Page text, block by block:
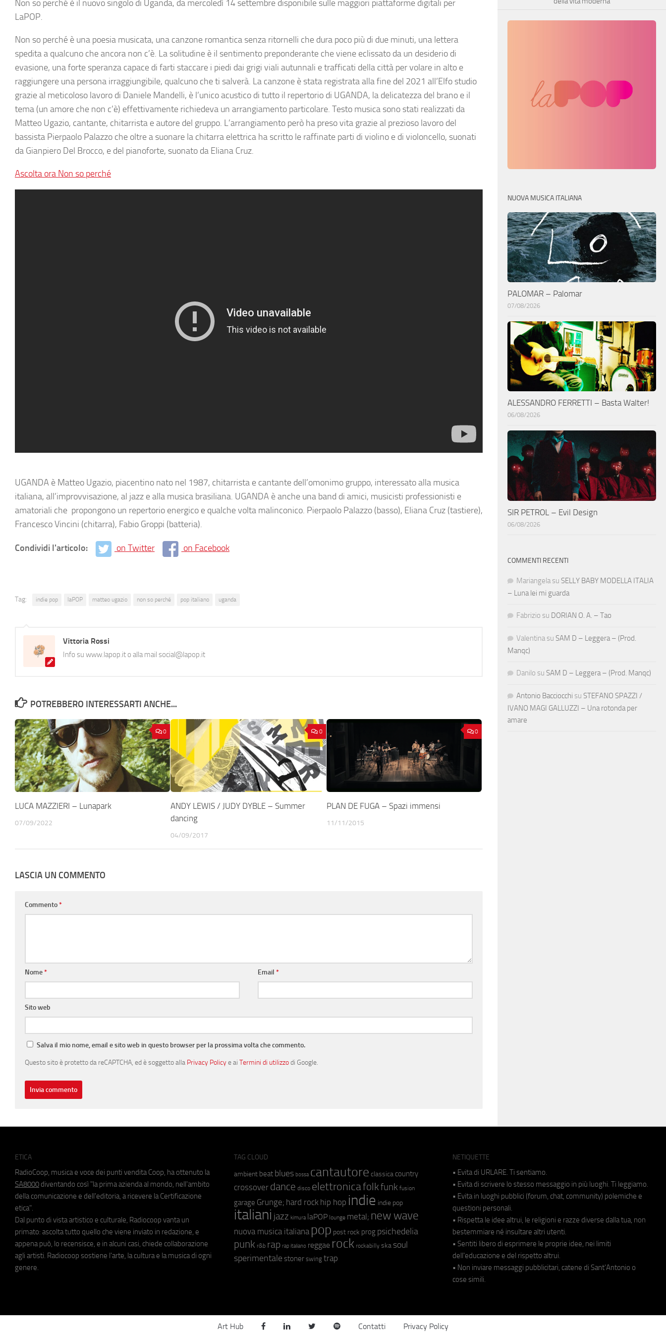
Non so perché è il nuovo singolo di Uganda, da mercoledì 14 settembre disponibile sulle maggiori piattaforme digitali per
LaPOP.
Non so perché è una poesia musicata, una canzone romantica senza ritornelli che dura poco più di due minuti, una lettera
spedita a qualcuno che ancora non c’è. La solitudine è il sentimento preponderante che viene eclissato da un desiderio di
evasione, una forte speranza capace di farti staccare i piedi dai grigi viali autunnali e trafficati della città per volare in alto e
raggiungere una persona irraggiungibile, qualcuno che ti salverà. La canzone è stata registrata alla fine del 2021 all’Elfo studio
grazie al meticoloso lavoro di Daniele Mandelli, è l’unico acustico di tutto il repertorio di UGANDA, la delicatezza del brano e il
tema (un amore che non c’è) effettivamente richiedeva un arrangiamento particolare. Testo musica sono stati realizzati da
Matteo Ugazio, cantante, chitarrista e autore del gruppo. L’arrangiamento però ha preso vita grazie al prezioso lavoro del
bassista Pierpaolo Palazzo che oltre a suonare la chitarra elettrica ha scritto le raffinate parti di violino e di violoncello, suonati
da Gianpiero Del Brocco, e del pianoforte, suonato da Eliana Cruz.
Ascolta ora Non so perché
UGANDA è Matteo Ugazio, piacentino nato nel 1987, chitarrista e cantante dell’omonimo gruppo, interessato alla musica
italiana, all’improvvisazione, al jazz e alla musica brasiliana. UGANDA è anche una band di amici, musicisti professionisti e
amatoriali che propongono un repertorio energico e qualche volta malinconico. Pierpaolo Palazzo (basso), Eliana Cruz (tastiere),
Francesco Vincini (chitarra), Fabio Groppi (batteria).
Condividi l'articolo: on Twitter on Facebook
Tag: indie pop laPOP matteo ugazio non so perché pop italiano uganda
Vittoria Rossi
Info su www.lapop.it o alla mail social@lapop.it
POTREBBERO INTERESSARTI ANCHE...
0
LUCA MAZZIERI – Lunapark
07/09/2022
0
ANDY LEWIS / JUDY DYBLE – Summer
dancing
04/09/2017
0
PLAN DE FUGA – Spazi immensi
11/11/2015
LASCIA UN COMMENTO
Commento*
Nome* Email*
Sito web
Salva il mio nome, email e sito web in questo browser per la prossima volta che commento.
Questo sito è protetto da reCAPTCHA, ed è soggetto alla Privacy Policye ai Termini di utilizzodi Google.
NUOVA MUSICA ITALIANA
PALOMAR – Palomar
07/08/2026
ALESSANDRO FERRETTI – Basta Walter!
06/08/2026
SIR PETROL – Evil Design
06/08/2026
COMMENTI RECENTI
Mariangela su SELLY BABY MODELLA ITALIA
– Luna lei mi guarda
Fabrizio su DORIAN O. A. – Tao
Valentina su SAM D – Leggera – (Prod.
Manqc)
Danilo su SAM D – Leggera – (Prod. Manqc)
Antonio Bacciocchi su STEFANO SPAZZI /
IVANO MAGI GALLUZZI – Una rotonda per
amare
ETICA
RadioCoop, musica e voce dei punti vendita Coop, ha ottenuto la
SA8000 diventando così "la prima azienda al mondo, nell'ambito
della comunicazione e dell'editoria, a ricevere la Certificazione
etica".
Dal punto di vista artistico e culturale, Radiocoop vanta un
primato: ascolta tutto quello che viene inviato in redazione, e
appena può, lo recensisce, e in alcuni casi, chiede collaborazione
agli artisti. Radiocoop sostiene l'arte, la cultura e la musica di ogni
genere.
TAG CLOUD
ambient beat blues bossa cantautore classica country
crossover dance disco elettronicafolkfunk fusion
garage Grunge; hard rock hip hop indie indie pop
italiani jazz kimura laPOP lounge metal; new wave
nuova musica italiana pop post rock prog psichedelia
punk r&b rap rap italiano reggae rock rockabilly ska soul
sperimentale stoner swing trap
NETIQUETTE
• Evita di URLARE. Ti sentiamo.
• Evita di scrivere lo stesso messaggio in più luoghi. Ti leggiamo.
• Evita in luoghi pubblici (forum, chat, community) polemiche e
questioni personali.
• Rispetta le idee altrui, le religioni e razze diverse dalla tua, non
bestemmiare né insultare altri utenti.
• Sentiti libero di esprimere le proprie idee, nei limiti
dell'educazione e del rispetto altrui.
• Non inviare messaggi pubblicitari, catene di Sant'Antonio o
cose simili.
Art Hub Contatti Privacy Policy